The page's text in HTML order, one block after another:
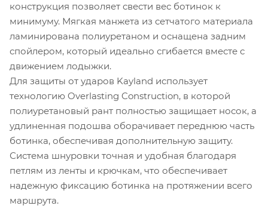
конструкция позволяет свести вес ботинок к
минимуму. Мягкая манжета из сетчатого материала
ламинирована полиуретаном и оснащена задним
спойлером, который идеально сгибается вместе с
движением лодыжки.
Для защиты от ударов Kayland использует
технологию Overlasting Construction, в которой
полиуретановый рант полностью защищает носок, а
удлиненная подошва оборачивает переднюю часть
ботинка, обеспечивая дополнительную защиту.
Система шнуровки точная и удобная благодаря
петлям из ленты и крючкам, что обеспечивает
надежную фиксацию ботинка на протяжении всего
маршрута.